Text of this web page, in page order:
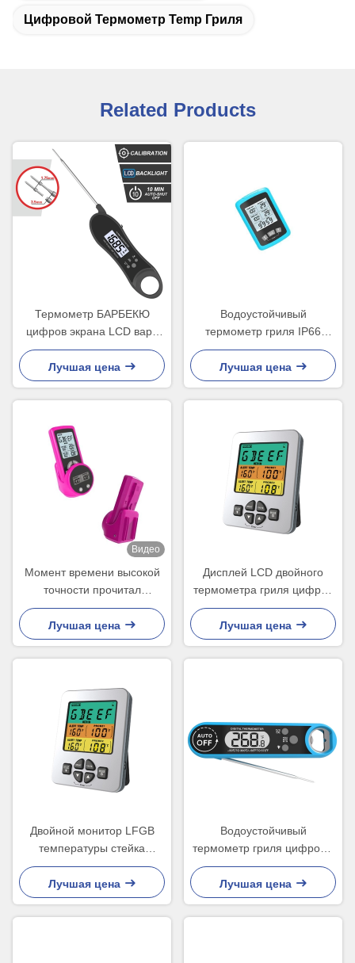
Цифровой Термометр Temp Гриля
Related Products
Термометр БАРБЕКЮ
цифров экрана LCD варя
мясо с IP65
водоустойчивым
Лучшая цена
Водоустойчивый
термометр гриля IP66
цифров с двойными
зондами SS304
Лучшая цена
Видео
Момент времени высокой
точности прочитал
термометр гриля с 2
батареей 3A 3v
Лучшая цена
Дисплей LCD двойного
термометра гриля цифров
зонда большой яркий с
программой дефолта
Лучшая цена
Двойной монитор LFGB
температуры стейка
термометра барбекю зонда
2
Лучшая цена
Водоустойчивый
термометр гриля цифров в
зонде складчатости печи
варя конфету еды
Лучшая цена